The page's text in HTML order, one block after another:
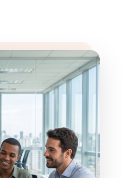
no
e Meta Ads,
retorno sobre